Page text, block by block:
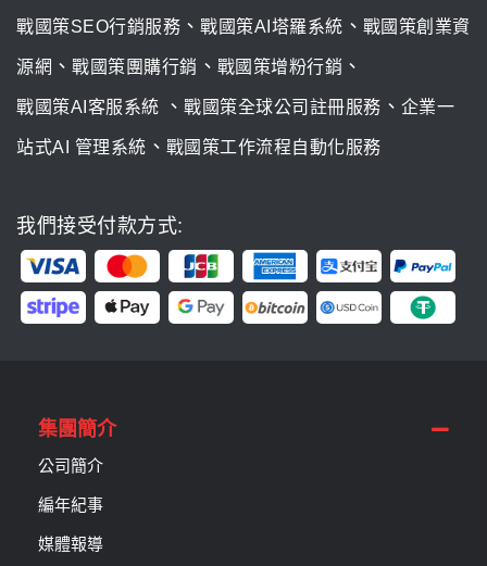
戰國策SEO行銷服務 、 戰國策AI塔羅系統 、 戰國策創業資
源網 、 戰國策團購行銷 、 戰國策增粉行銷 、
戰國策AI客服系統 、 戰國策全球公司註冊服務 、 企業一
站式AI 管理系統 、 戰國策工作流程自動化服務
我們接受付款方式:
集團簡介
公司簡介
編年紀事
媒體報導